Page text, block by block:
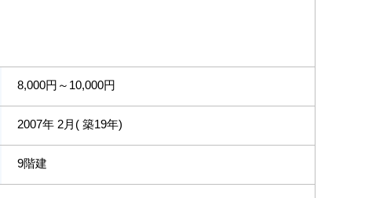
8,000円～10,000円
2007年 2月( 築19年)
9階建